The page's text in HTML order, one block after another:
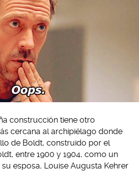
construcción tiene otro
cercana al archipiélago donde
de Boldt, construido por el
entre 1900 y 1904, como un
esposa, Louise Augusta Kehrer